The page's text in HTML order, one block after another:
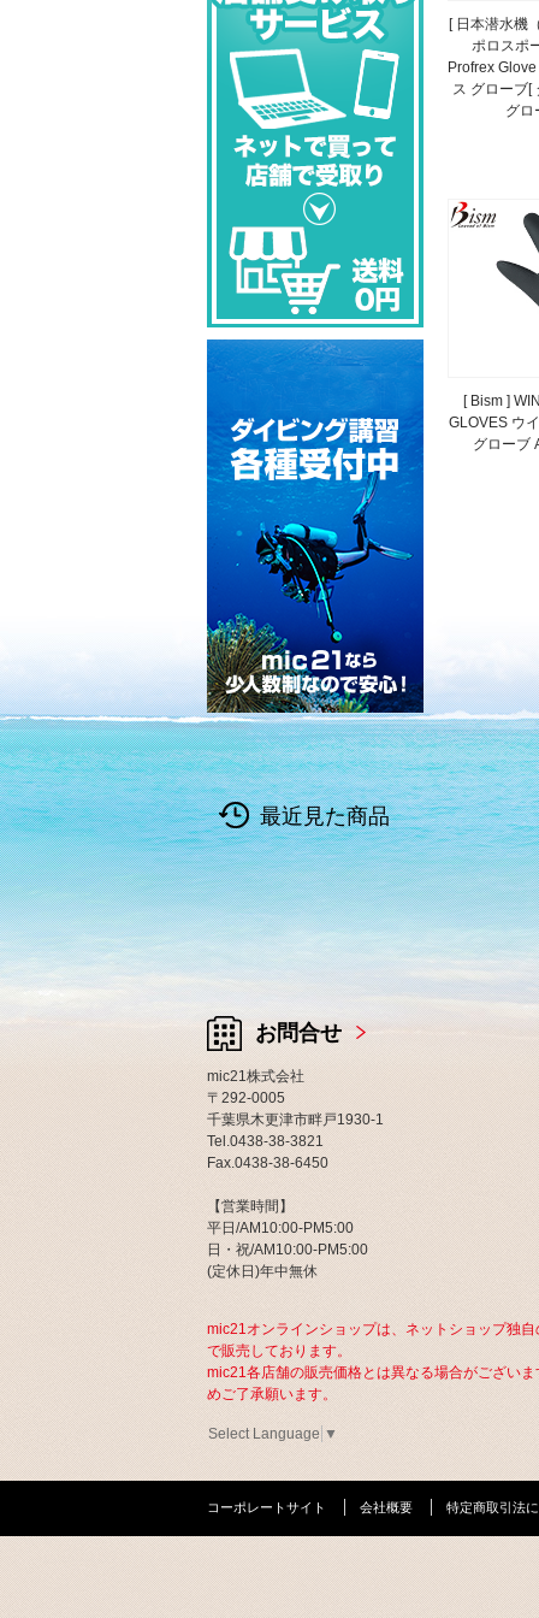
[ 日本潜水機
ポロスポ
Profrex
ス グローブ[
グロ
[ Bism ]
GLOVES ウ
グローブ
最近見た商品
お問合せ
mic21株式会社
〒292-0005
千葉県木更津市畔戸1930-1
Tel.0438-38-3821
Fax.0438-38-6450
【営業時間】
平日/AM10:00-PM5:00
日・祝/AM10:00-PM5:00
(定休日)年中無休
mic21オンラインショップは、ネットショップ独自
で販売しております。
mic21各店舗の販売価格とは異なる場合がございま
めご了承願います。
Select Language ▼
コーポレートサイト 会社概要 特定商取引法